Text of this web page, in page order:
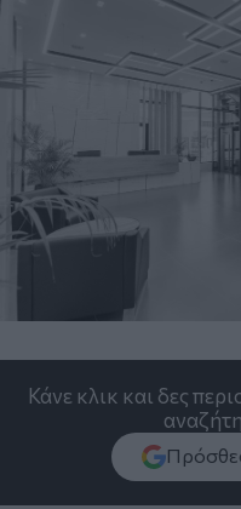
Κάνε κλικ και δες